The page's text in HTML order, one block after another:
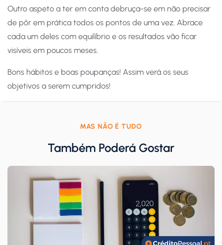
Outro aspeto a ter em conta debruça-se em não precisar
de pôr em prática todos os pontos de uma vez. Abrace
cada um deles com equilíbrio e os resultados vão ficar
visíveis em poucos meses.
Bons hábitos e boas poupanças! Assim verá os seus
objetivos a serem cumpridos!
MAS NÃO É TUDO
Também Poderá Gostar